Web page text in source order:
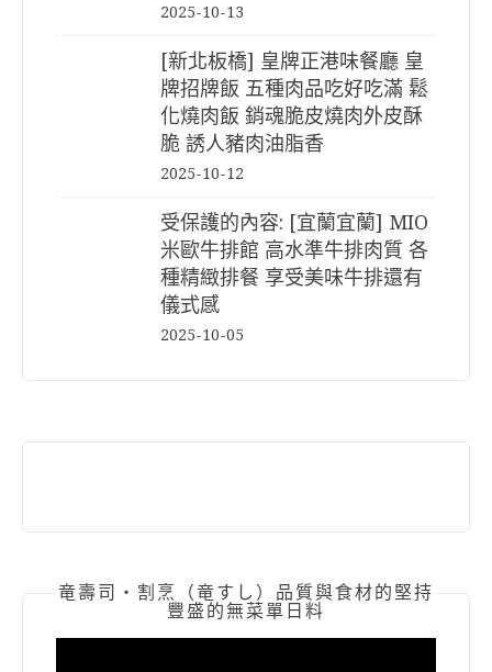
2025-10-13
[新北板橋] 皇牌正港味餐廳 皇
牌招牌飯 五種肉品吃好吃滿 鬆
化燒肉飯 銷魂脆皮燒肉外皮酥
脆 誘人豬肉油脂香
2025-10-12
受保護的內容: [宜蘭宜蘭] MIO
米歐牛排館 高水準牛排肉質 各
種精緻排餐 享受美味牛排還有
儀式感
2025-10-05
竜壽司‧割烹（竜すし）品質與食材的堅持
豐盛的無菜單日料